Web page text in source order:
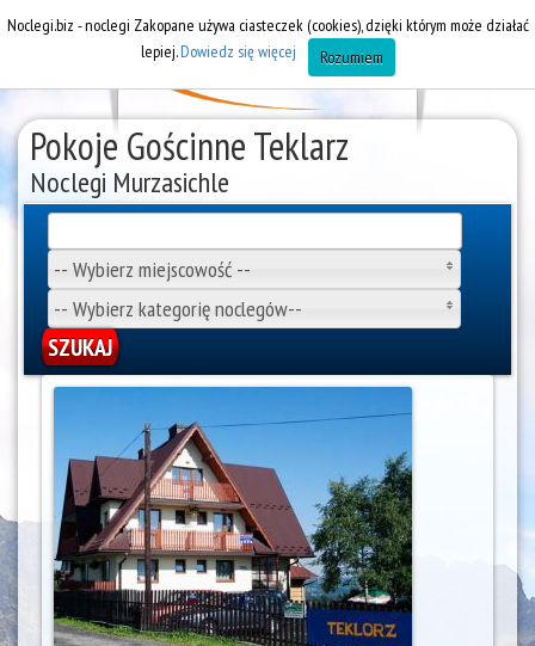
Pokoje Gościnne Teklarz
Noclegi Murzasichle
-- Wybierz miejscowość --
-- Wybierz kategorię noclegów--
Noclegi.biz - noclegi Zakopane używa ciasteczek (cookies), dzięki którym może działać
lepiej.Dowiedz się więcej Rozumiem